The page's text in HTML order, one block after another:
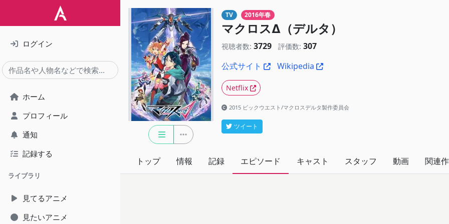
ログイン
ホーム
プロフィール
通知
記録する
ライブラリ
見てるアニメ
見たいアニメ
TV 2016年春
マクロスΔ（デルタ）
視聴者数: 3729 評価数: 307
公式サイト
Wikipedia
Netflix
2015 ビックウエスト/マクロスデルタ製作委員会
ツイート
トップ 情報 記録 エピソード キャスト スタッフ 動画 関連